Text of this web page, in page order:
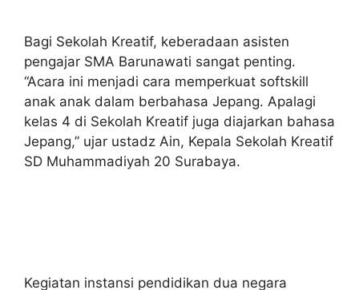
Bagi Sekolah Kreatif, keberadaan asisten
pengajar SMA Barunawati sangat penting.
“Acara ini menjadi cara memperkuat softskill
anak anak dalam berbahasa Jepang. Apalagi
kelas 4 di Sekolah Kreatif juga diajarkan bahasa
Jepang,” ujar ustadz Ain, Kepala Sekolah Kreatif
SD Muhammadiyah 20 Surabaya.
Kegiatan instansi pendidikan dua negara